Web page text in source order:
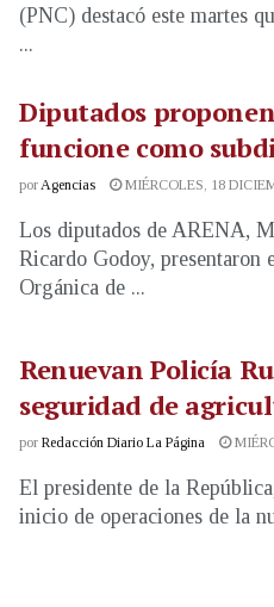
(PNC) destacó este martes
...
Diputados
funcione como
porAgencias MIÉRCOLES, 18
Los diputados de ARENA,
Ricardo Godoy, presentaron
Orgánica de ...
Renuevan Policía
seguridad de
por Redacción Diario La Página
El presidente de la
inicio de operaciones de la